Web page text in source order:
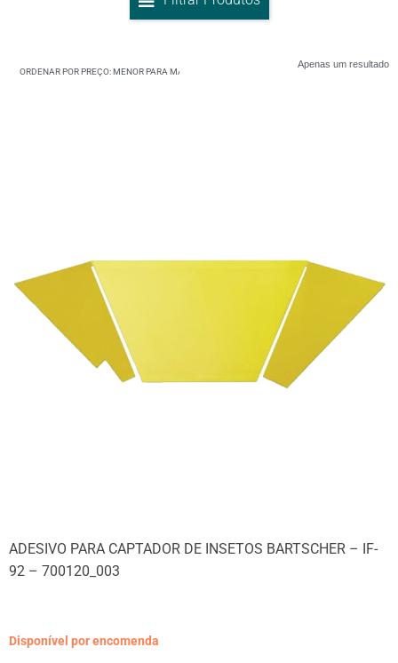
Apenas um resultado
ADESIVO PARA CAPTADOR DE INSETOS BARTSCHER – IF-
92 – 700120_003
Disponível por encomenda